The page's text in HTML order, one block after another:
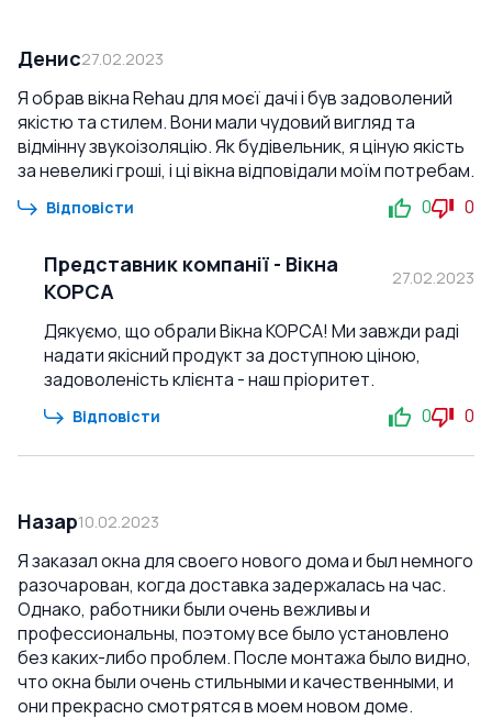
Денис27.02.2023
Я обрав вікна Rehau для моєї дачі і був задоволений
якістю та стилем. Вони мали чудовий вигляд та
відмінну звукоізоляцію. Як будівельник, я ціную якість
за невеликі гроші, і ці вікна відповідали моїм потребам.
Відповісти 0 0
Представник компанії - Вікна
КОРСА
27.02.2023
Дякуємо, що обрали Вікна КОРСА! Ми завжди раді
надати якісний продукт за доступною ціною,
задоволеність клієнта - наш пріоритет.
Відповісти 0 0
Назар10.02.2023
Я заказал окна для своего нового дома и был немного
разочарован, когда доставка задержалась на час.
Однако, работники были очень вежливы и
профессиональны, поэтому все было установлено
без каких-либо проблем. После монтажа было видно,
что окна были очень стильными и качественными, и
они прекрасно смотрятся в моем новом доме.